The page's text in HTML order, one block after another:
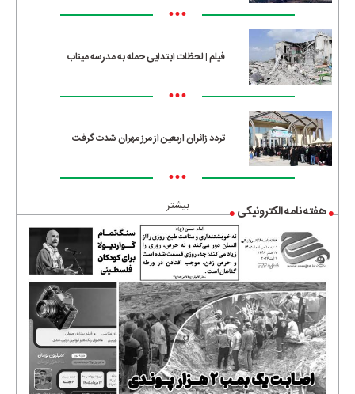
•••
فیلم | لحظات ابتدایی حمله به مدرسه میناب
•••
تردد زائران اربعین از مرز مهران شدت گرفت
•••
بیشتر هفته نامه الکترونیکی